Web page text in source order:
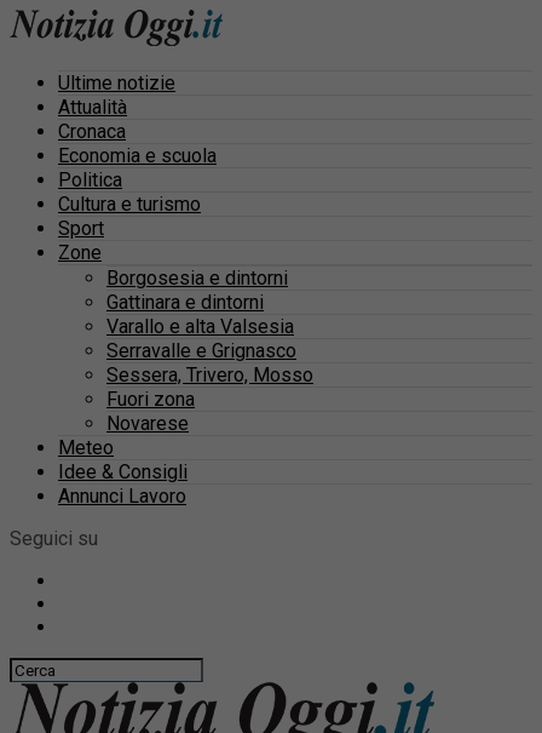
Ultime notizie
Attualità
Cronaca
Economia e scuola
Politica
Cultura e turismo
Sport
Zone
Borgosesia e dintorni
Gattinara e dintorni
Varallo e alta Valsesia
Serravalle e Grignasco
Sessera, Trivero, Mosso
Fuori zona
Novarese
Meteo
Idee & Consigli
Annunci Lavoro
Seguici su